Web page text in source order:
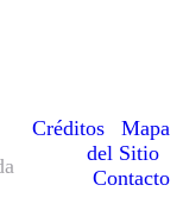
Créditos
Mapa
del Sitio
Contacto